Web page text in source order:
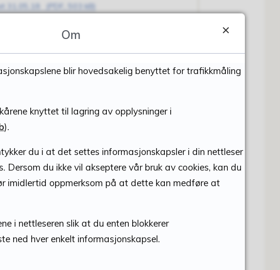
31.05.18 (PDF, 503 kB)
(PDF, 287 kB)
25.01.18 (PDF, 337 kB)
Del på Facebook
Del på Twitter
Del på LinkedIn
Tips en venn
Om
blir hovedsakelig benyttet for trafikkmåling
knyttet til lagring av opplysninger i
).
du i at det settes informasjonskapsler i din nettleser
du ikke vil akseptere vår bruk av cookies, kan du
imidlertid oppmerksom på at dette kan medføre at
i nettleseren slik at du enten blokkerer
ned hver enkelt informasjonskapsel.